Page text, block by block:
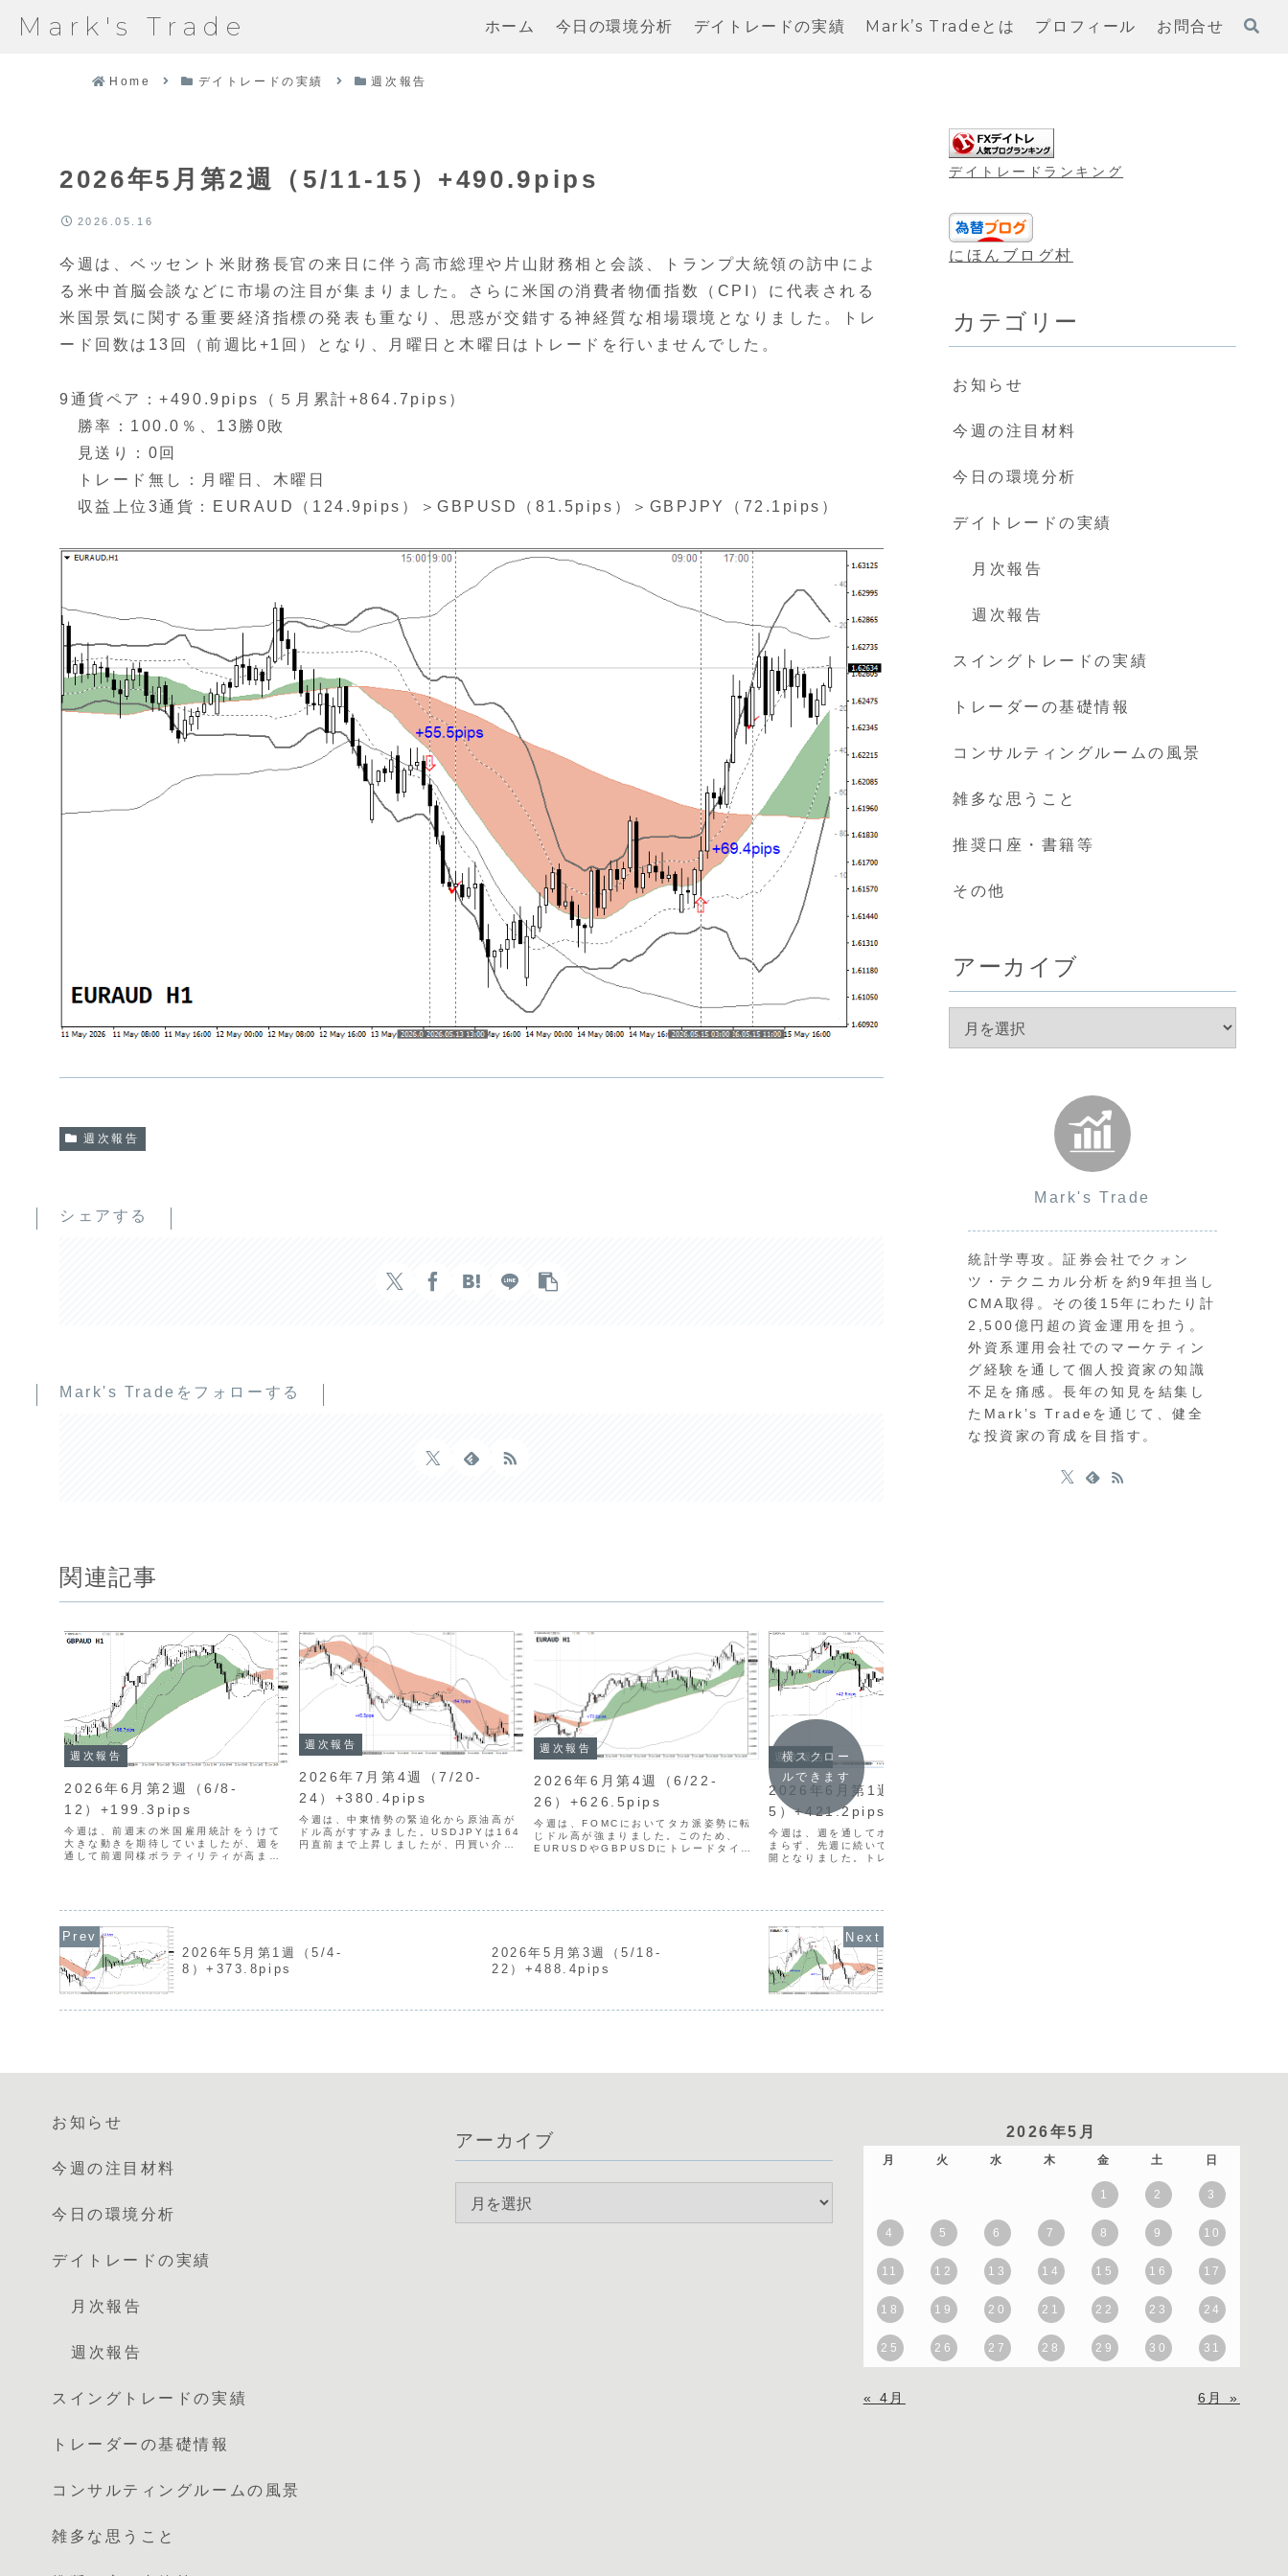
Mark's Trade ホーム 今日の環境分析 デイトレードの実績 Mark’s Tradeとは プロフィール お問合せ
Home デイトレードの実績 週次報告
2026年5月第2週（5/11-15）+490.9pips
2026.05.16
今週は、ベッセント米財務長官の来日に伴う高市総理や片山財務相と会談、トランプ大統領の訪中によ
る米中首脳会談などに市場の注目が集まりました。さらに米国の消費者物価指数（CPI）に代表される
米国景気に関する重要経済指標の発表も重なり、思惑が交錯する神経質な相場環境となりました。トレ
ード回数は13回（前週比+1回）となり、月曜日と木曜日はトレードを行いませんでした。
9通貨ペア：+490.9pips（５月累計+864.7pips）
勝率：100.0％、13勝0敗
見送り：0回
トレード無し：月曜日、木曜日
収益上位3通貨：EURAUD（124.9pips）＞GBPUSD（81.5pips）＞GBPJPY（72.1pips）
週次報告
シェアする
Mark's Tradeをフォローする
関連記事
週次報告
2026年6月第2週（6/8-
12）+199.3pips
今週は、前週末の米国雇用統計をうけて
大きな動きを期待していましたが、週を
通して前週同様ボラティリティが高まり
週次報告
2026年7月第4週（7/20-
24）+380.4pips
今週は、中東情勢の緊迫化から原油高が
ドル高がすすみました。USDJPYは164
円直前まで上昇しましたが、円買い介入
週次報告
2026年6月第4週（6/22-
26）+626.5pips
今週は、FOMCにおいてタカ派姿勢に転
じドル高が強まりました。このため、
EURUSDやGBPUSDにトレードタイミ
週次報告
2026年6月第1週（6/1-
5）+421.2pips
今週は、週を通してボラティリティが高
まらず、先週に続いて方向感の乏しい展
開となりました。トレード回数は13回
横スクロー
ルできます
2026年5月第1週（5/4-
8）+373.8pips
2026年5月第3週（5/18-
22）+488.4pips
デイトレードランキング
にほんブログ村
カテゴリー
お知らせ
今週の注目材料
今日の環境分析
デイトレードの実績
月次報告
週次報告
スイングトレードの実績
トレーダーの基礎情報
コンサルティングルームの風景
雑多な思うこと
推奨口座・書籍等
その他
アーカイブ
Mark's Trade
統計学専攻。証券会社でクォン
ツ・テクニカル分析を約9年担当し
CMA取得。その後15年にわたり計
2,500億円超の資金運用を担う。
外資系運用会社でのマーケティン
グ経験を通して個人投資家の知識
不足を痛感。長年の知見を結集し
たMark’s Tradeを通じて、健全
な投資家の育成を目指す。
お知らせ
今週の注目材料
今日の環境分析
デイトレードの実績
月次報告
週次報告
スイングトレードの実績
トレーダーの基礎情報
コンサルティングルームの風景
雑多な思うこと
アーカイブ 2026年5月
月 火 水 木 金 土 日
1 2 3
4 5 6 7 8 9 10
11 12 13 14 15 16 17
18 19 20 21 22 23 24
25 26 27 28 29 30 31
« 4月 6月 »